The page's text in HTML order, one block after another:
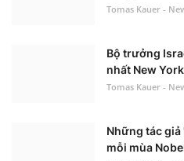
Tomas Kauer -
Bộ trưởng
nhất New
Tomas Kauer -
Những tác
mỗi mùa